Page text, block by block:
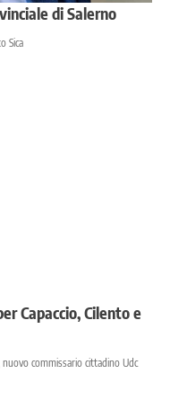
di Salerno
Sica
Capaccio, Cilento e
nuovo commissario cittadino Udc